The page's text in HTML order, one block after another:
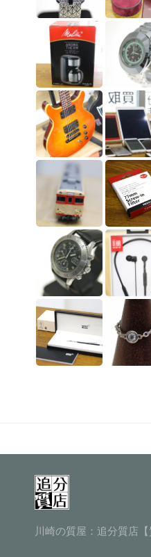
川崎の質屋：追分質店